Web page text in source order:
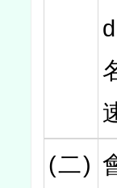
(二)